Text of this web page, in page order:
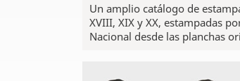
Un amplio catálogo de
XVIII, XIX y XX, estampadas
Nacional desde las planchas